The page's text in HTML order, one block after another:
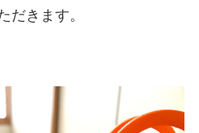
だきます。